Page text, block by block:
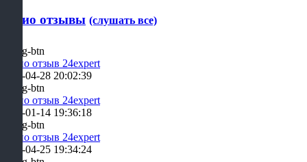
Аудио отзывы (слушать все)
Аудио отзыв 24expert
2019-04-28 20:02:39
Аудио отзыв 24expert
2019-01-14 19:36:18
Аудио отзыв 24expert
2019-04-25 19:34:24